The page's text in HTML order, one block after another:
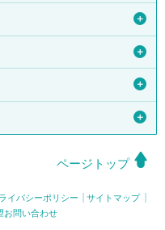
＋
＋
＋
＋
ページトップ
イバシーポリシー
サイトマップ
お問い合わせ